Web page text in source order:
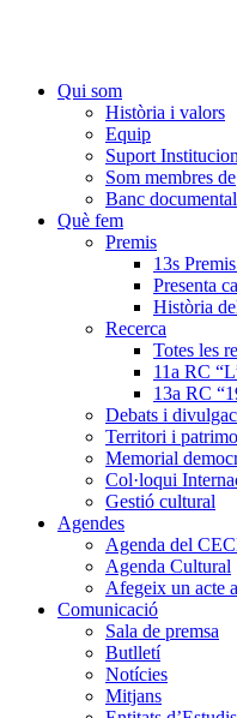
Qui som
Història i valors
Equip
Suport
Som membres de
Banc documental
Què fem
Premis
13s
Presenta
Història
Recerca
Totes les
11a RC
13a RC
Debats i
Territori i
Memorial
Col·loqui
Gestió cultural
Agendes
Agenda del
Agenda Cultural
Afegeix un acte
Comunicació
Sala de premsa
Butlletí
Notícies
Mitjans